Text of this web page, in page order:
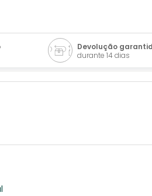
Devolução
durante 14 dias